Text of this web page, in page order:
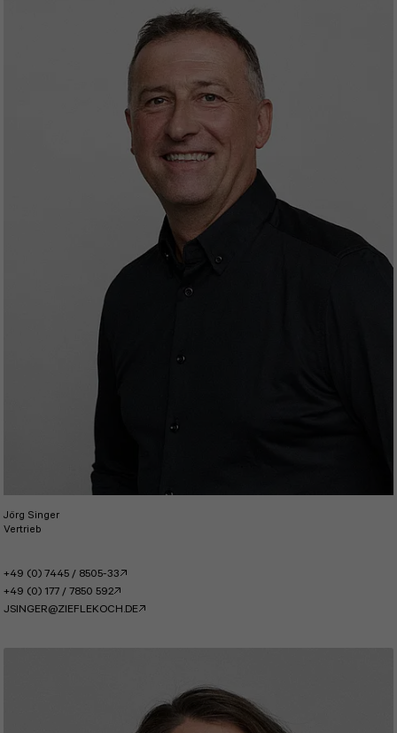
Jörg Singer
Vertrieb
+49 (0) 7445 / 8505-33
+49 (0) 177 / 7850 592
JSINGER@ZIEFLEKOCH.DE